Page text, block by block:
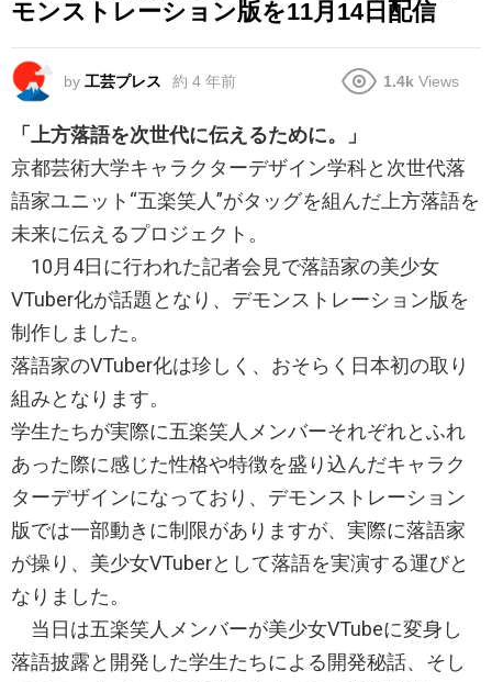
モンストレーション版を11月14日配信
by 工芸プレス 約 4 年前 1.4k Views
「上方落語を次世代に伝えるために。」
京都芸術大学キャラクターデザイン学科と次世代落
語家ユニット“五楽笑人”がタッグを組んだ上方落語を
未来に伝えるプロジェクト。
10月4日に行われた記者会見で落語家の美少女
VTuber化が話題となり、デモンストレーション版を
制作しました。
落語家のVTuber化は珍しく、おそらく日本初の取り
組みとなります。
学生たちが実際に五楽笑人メンバーそれぞれとふれ
あった際に感じた性格や特徴を盛り込んだキャラク
ターデザインになっており、デモンストレーション
版では一部動きに制限がありますが、実際に落語家
が操り、美少女VTuberとして落語を実演する運びと
なりました。
当日は五楽笑人メンバーが美少女VTubeに変身し
落語披露と開発した学生たちによる開発秘話、そし